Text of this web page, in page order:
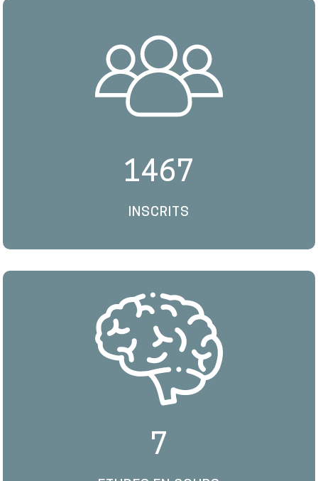
1467
INSCRITS
7